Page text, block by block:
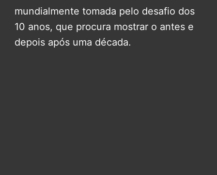
mundialmente tomada pelo desafio dos
10 anos, que procura mostrar o antes e
depois após uma década.